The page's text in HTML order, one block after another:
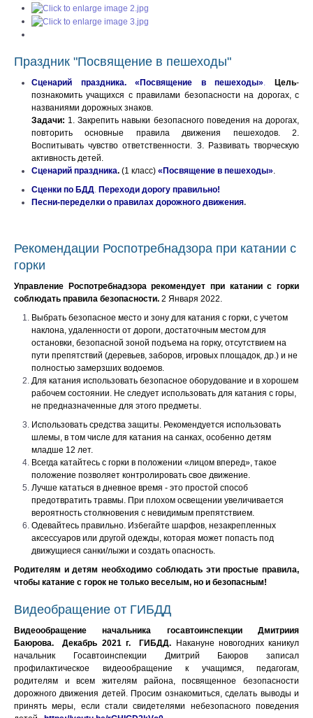
Праздник "Посвящение в пешеходы"
Сценарий праздника. «Посвящение в пешеходы». Цель-
познакомить учащихся с правилами безопасности на дорогах, с
названиями дорожных знаков.
Задачи: 1. Закрепить навыки безопасного поведения на дорогах,
повторить основные правила движения пешеходов. 2.
Воспитывать чувство ответственности. 3. Развивать творческую
активность детей.
Сценарий праздника. (1 класс) «Посвящение в пешеходы».
Сценки по БДД. Переходи дорогу правильно!
Песни-переделки о правилах дорожного движения.
Рекомендации Роспотребнадзора при катании с
горки
Управление Роспотребнадзора рекомендует при катании с горки
соблюдать правила безопасности. 2 Января 2022.
Выбрать безопасное место и зону для катания с горки, с учетом
наклона, удаленности от дороги, достаточным местом для
остановки, безопасной зоной подъема на горку, отсутствием на
пути препятствий (деревьев, заборов, игровых площадок, др.) и не
полностью замерзших водоемов.
Для катания использовать безопасное оборудование и в хорошем
рабочем состоянии. Не следует использовать для катания с горы,
не предназначенные для этого предметы.
Использовать средства защиты. Рекомендуется использовать
шлемы, в том числе для катания на санках, особенно детям
младше 12 лет.
Всегда катайтесь с горки в положении «лицом вперед», такое
положение позволяет контролировать свое движение.
Лучше кататься в дневное время - это простой способ
предотвратить травмы. При плохом освещении увеличивается
вероятность столкновения с невидимым препятствием.
Одевайтесь правильно. Избегайте шарфов, незакрепленных
аксессуаров или другой одежды, которая может попасть под
движущиеся санки/лыжи и создать опасность.
Родителям и детям необходимо соблюдать эти простые правила,
чтобы катание с горок не только веселым, но и безопасным!
Видеобращение от ГИБДД
Видеообращение начальника госавтоинспекции Дмитриия
Баюрова. Декабрь 2021 г. ГИБДД.
Накануне новогодних каникул
начальник Госавтоинспекции Дмитрий Баюров записал
профилактическое видеообращение к учащимся, педагогам,
родителям и всем жителям района, посвященное безопасности
дорожного движения детей. Просим ознакомиться, сделать выводы и
принять меры, если стали свидетелями небезопасного поведения